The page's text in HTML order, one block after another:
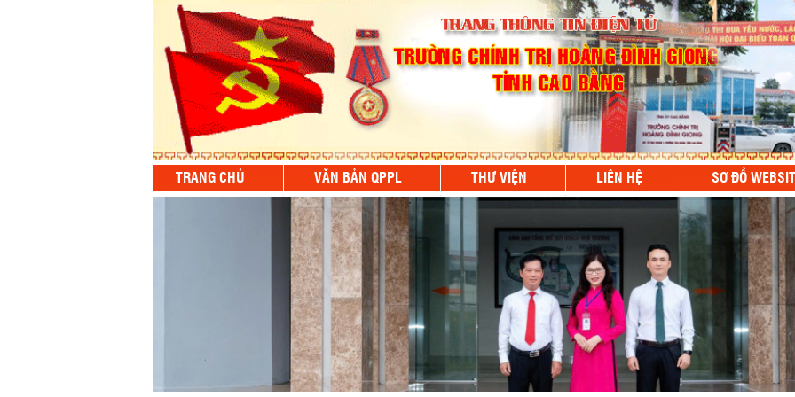
TRANG CHỦ VĂN BẢN QPPL THƯ VIỆN LIÊN HỆ SƠ ĐỒ